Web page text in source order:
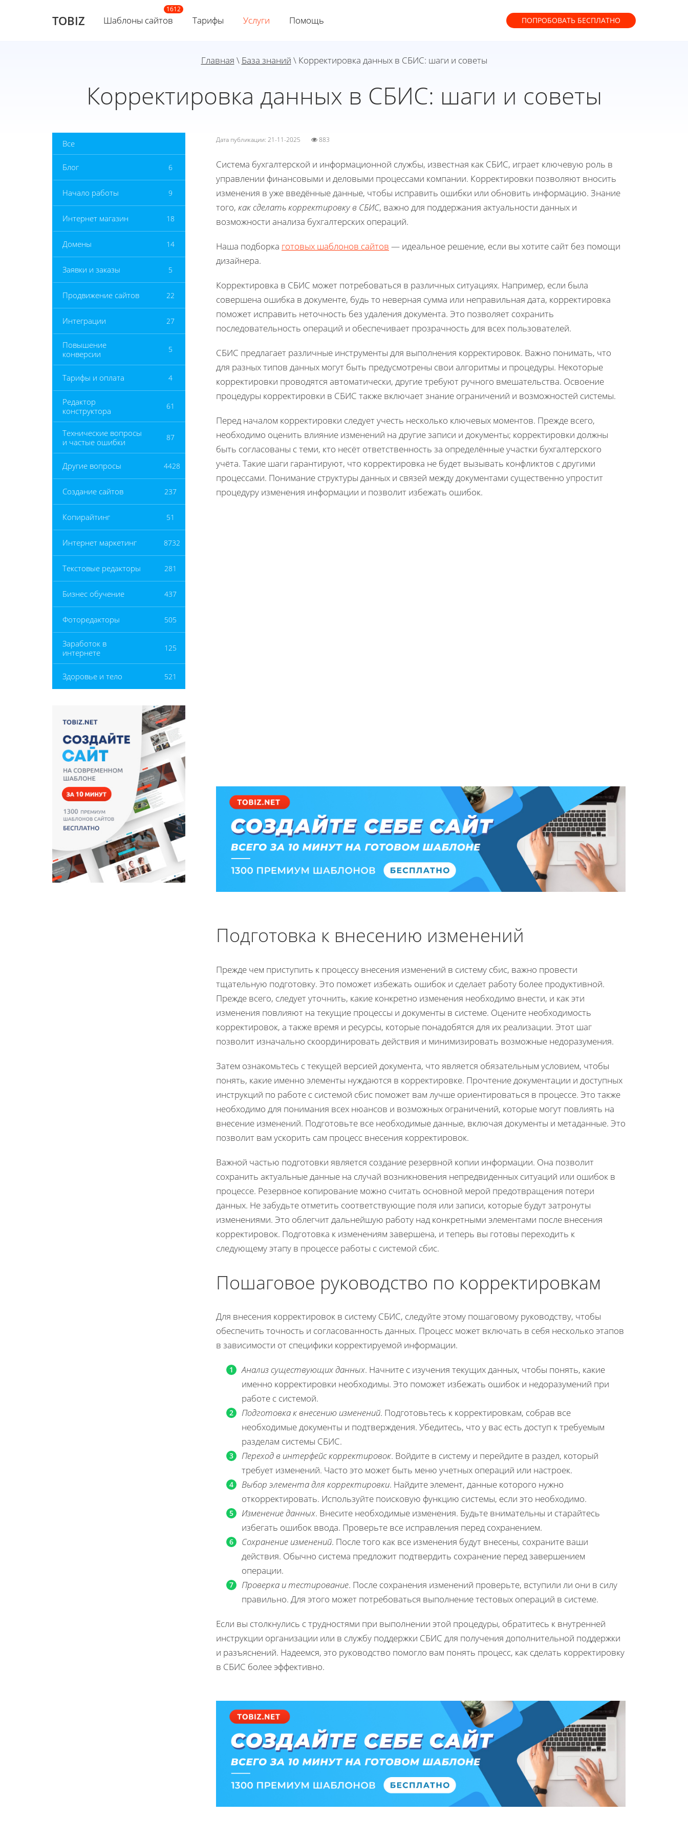
TOBIZ Шаблоны сайтов Тарифы Услуги Помощь ПОПРОБОВАТЬ БЕСПЛАТНО
Главная \ База знаний \ Корректировка данных в СБИС: шаги и советы
Корректировка данных в СБИС: шаги и советы
Все
Блог 6
Начало работы 9
Интернет магазин 18
Домены 14
Заявки и заказы 5
Продвижение сайтов 22
Интеграции 27
Повышение
конверсии
5
Тарифы и оплата 4
Редактор
конструктора
61
Технические вопросы
и частые ошибки
87
Другие вопросы 4428
Создание сайтов 237
Копирайтинг 51
Интернет маркетинг 8732
Текстовые редакторы 281
Бизнес обучение 437
Фоторедакторы 505
Заработок в
интернете
125
Здоровье и тело 521
Дата публикации: 21-11-2025 883
Система бухгалтерской и информационной службы, известная как СБИС, играет ключевую роль в
управлении финансовыми и деловыми процессами компании. Корректировки позволяют вносить
изменения в уже введённые данные, чтобы исправить ошибки или обновить информацию. Знание
того, как сделать корректировку в СБИС, важно для поддержания актуальности данных и
возможности анализа бухгалтерских операций.
Наша подборка готовых шаблонов сайтов — идеальное решение, если вы хотите сайт без помощи
дизайнера.
Корректировка в СБИС может потребоваться в различных ситуациях. Например, если была
совершена ошибка в документе, будь то неверная сумма или неправильная дата, корректировка
поможет исправить неточность без удаления документа. Это позволяет сохранить
последовательность операций и обеспечивает прозрачность для всех пользователей.
СБИС предлагает различные инструменты для выполнения корректировок. Важно понимать, что
для разных типов данных могут быть предусмотрены свои алгоритмы и процедуры. Некоторые
корректировки проводятся автоматически, другие требуют ручного вмешательства. Освоение
процедуры корректировки в СБИС также включает знание ограничений и возможностей системы.
Перед началом корректировки следует учесть несколько ключевых моментов. Прежде всего,
необходимо оценить влияние изменений на другие записи и документы; корректировки должны
быть согласованы с теми, кто несёт ответственность за определённые участки бухгалтерского
учёта. Такие шаги гарантируют, что корректировка не будет вызывать конфликтов с другими
процессами. Понимание структуры данных и связей между документами существенно упростит
процедуру изменения информации и позволит избежать ошибок.
Подготовка к внесению изменений
Прежде чем приступить к процессу внесения изменений в систему сбис, важно провести
тщательную подготовку. Это поможет избежать ошибок и сделает работу более продуктивной.
Прежде всего, следует уточнить, какие конкретно изменения необходимо внести, и как эти
изменения повлияют на текущие процессы и документы в системе. Оцените необходимость
корректировок, а также время и ресурсы, которые понадобятся для их реализации. Этот шаг
позволит изначально скоординировать действия и минимизировать возможные недоразумения.
Затем ознакомьтесь с текущей версией документа, что является обязательным условием, чтобы
понять, какие именно элементы нуждаются в корректировке. Прочтение документации и доступных
инструкций по работе с системой сбис поможет вам лучше ориентироваться в процессе. Это также
необходимо для понимания всех нюансов и возможных ограничений, которые могут повлиять на
внесение изменений. Подготовьте все необходимые данные, включая документы и метаданные. Это
позволит вам ускорить сам процесс внесения корректировок.
Важной частью подготовки является создание резервной копии информации. Она позволит
сохранить актуальные данные на случай возникновения непредвиденных ситуаций или ошибок в
процессе. Резервное копирование можно считать основной мерой предотвращения потери
данных. Не забудьте отметить соответствующие поля или записи, которые будут затронуты
изменениями. Это облегчит дальнейшую работу над конкретными элементами после внесения
корректировок. Подготовка к изменениям завершена, и теперь вы готовы переходить к
следующему этапу в процессе работы с системой сбис.
Пошаговое руководство по корректировкам
Для внесения корректировок в систему СБИС, следуйте этому пошаговому руководству, чтобы
обеспечить точность и согласованность данных. Процесс может включать в себя несколько этапов
в зависимости от специфики корректируемой информации.
Анализ существующих данных. Начните с изучения текущих данных, чтобы понять, какие
именно корректировки необходимы. Это поможет избежать ошибок и недоразумений при
работе с системой.
Подготовка к внесению изменений. Подготовьтесь к корректировкам, собрав все
необходимые документы и подтверждения. Убедитесь, что у вас есть доступ к требуемым
разделам системы СБИС.
Переход в интерфейс корректировок. Войдите в систему и перейдите в раздел, который
требует изменений. Часто это может быть меню учетных операций или настроек.
Выбор элемента для корректировки. Найдите элемент, данные которого нужно
откорректировать. Используйте поисковую функцию системы, если это необходимо.
Изменение данных. Внесите необходимые изменения. Будьте внимательны и старайтесь
избегать ошибок ввода. Проверьте все исправления перед сохранением.
Сохранение изменений. После того как все изменения будут внесены, сохраните ваши
действия. Обычно система предложит подтвердить сохранение перед завершением
операции.
Проверка и тестирование. После сохранения изменений проверьте, вступили ли они в силу
правильно. Для этого может потребоваться выполнение тестовых операций в системе.
Если вы столкнулись с трудностями при выполнении этой процедуры, обратитесь к внутренней
инструкции организации или в службу поддержки СБИС для получения дополнительной поддержки
и разъяснений. Надеемся, это руководство помогло вам понять процесс, как сделать корректировку
в СБИС более эффективно.